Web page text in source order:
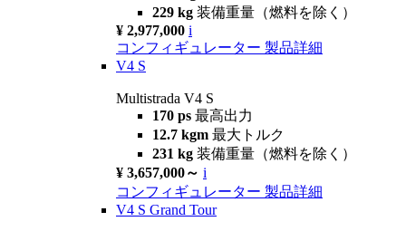
229 kg 装備重量（燃料を除く）
¥ 2,977,000 i
コンフィギュレーター 製品詳細
V4 S
Multistrada V4 S
170 ps 最高出力
12.7 kgm 最大トルク
231 kg 装備重量（燃料を除く）
¥ 3,657,000～ i
コンフィギュレーター 製品詳細
V4 S Grand Tour